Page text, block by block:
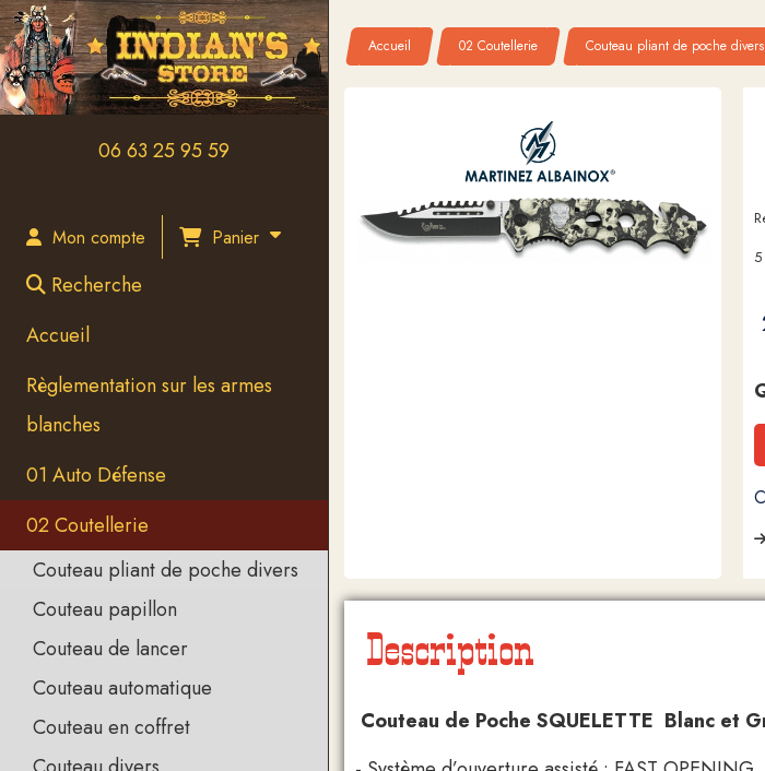
06 63 25 95 59
Mon compte Panier
Recherche
Accueil
Règlementation sur les armes
blanches
01 Auto Défense
02 Coutellerie
Couteau pliant de poche divers
Couteau papillon
Couteau de lancer
Couteau automatique
Couteau en coffret
Accueil 02 Coutellerie Couteau pliant de poche divers
5
Description
Couteau de Poche SQUELETTE Blanc et
Panneau de gestion des cookies